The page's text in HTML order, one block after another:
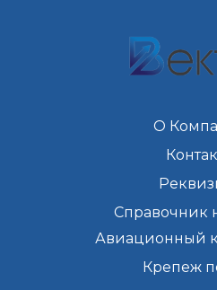
О
Справочник
Авиационный
Крепеж